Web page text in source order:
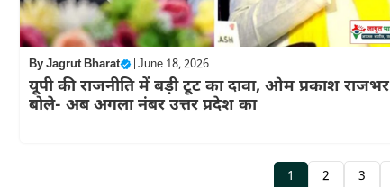
ByJagrut Bharat June 18, 2026
यूपी की राजनीति में बड़ी टूट का दावा, ओम प्रकाश राजभर
बोले- अब अगला नंबर उत्तर प्रदेश का
1 2 3